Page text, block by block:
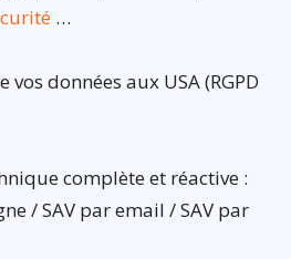
…
données aux USA (RGPD
complète et réactive :
/ SAV par email / SAV par